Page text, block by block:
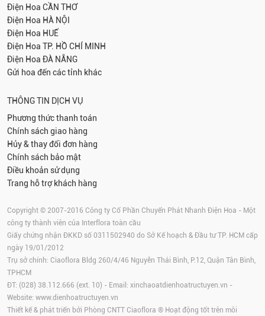
Điện Hoa CẦN THƠ
Điện Hoa HÀ NỘI
Điện Hoa HUẾ
Điện Hoa TP. HỒ CHÍ MINH
Điện Hoa ĐÀ NẴNG
Gửi hoa đến các tỉnh khác
THÔNG TIN DỊCH VỤ
Phương thức thanh toán
Chính sách giao hàng
Hủy & thay đổi đơn hàng
Chính sách bảo mật
Điều khoản sử dụng
Trang hỗ trợ khách hàng
Copyright © 2007-2016 Công ty Cổ Phần Chuyển Phát Nhanh Điện Hoa - Một
công ty thành viên của Interflora toàn cầu
Giấy chứng nhận ĐKKD số 0311502940 do Sở Kế hoạch & Đầu tư TP. HCM cấp
ngày 19/01/2012
Trụ sở chính: Ciaoflora Bldg 260/4/46 Nguyễn Thái Bình, P.12, Quận Tân Bình,
TPHCM
ĐT: (028) 38.112.666 (ext. 10) - Email: xinchaoatdienhoatructuyen.vn -
Website: www.dienhoatructuyen.vn
Thiết kế & phát triển bởi Phòng CNTT Ciaoflora ® Hoạt động tốt trên môi